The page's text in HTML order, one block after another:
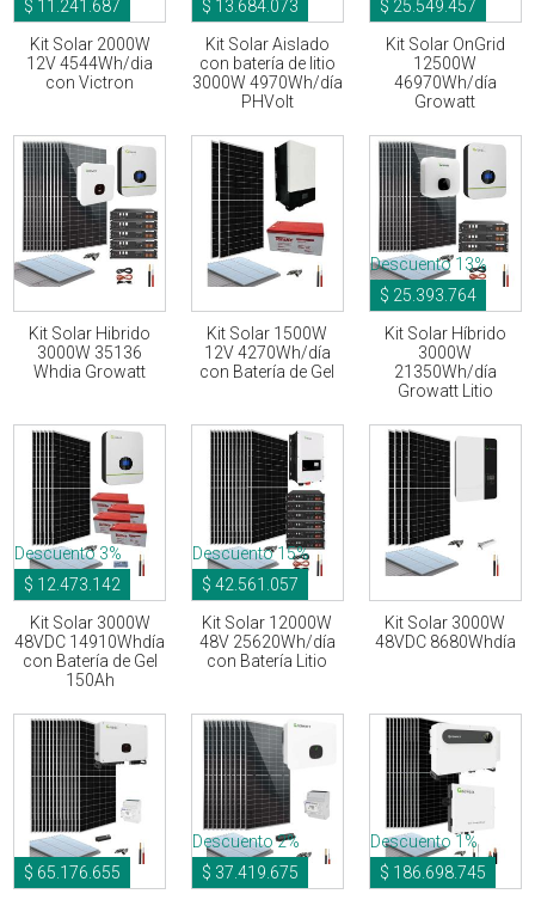
$ 11.241.687
Kit Solar 2000W
12V 4544Wh/dia
con Victron
$ 13.684.073
Kit Solar Aislado
con batería de litio
3000W 4970Wh/día
PHVolt
$ 25.549.457
Kit Solar OnGrid
12500W
46970Wh/día
Growatt
Kit Solar Hibrido
3000W 35136
Whdia Growatt
Kit Solar 1500W
12V 4270Wh/día
con Batería de Gel
$ 25.393.764
Descuento 13%
Kit Solar Híbrido
3000W
21350Wh/día
Growatt Litio
$ 12.473.142
Descuento 3%
Kit Solar 3000W
48VDC 14910Whdía
con Batería de Gel
150Ah
$ 42.561.057
Descuento 15%
Kit Solar 12000W
48V 25620Wh/día
con Batería Litio
Kit Solar 3000W
48VDC 8680Whdía
$ 65.176.655
$ 37.419.675
Descuento 2%
$ 186.698.745
Descuento 1%